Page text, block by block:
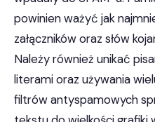
powinien ważyć jak
załączników oraz słów
Należy również unikać
literami oraz używania
filtrów antyspamowych